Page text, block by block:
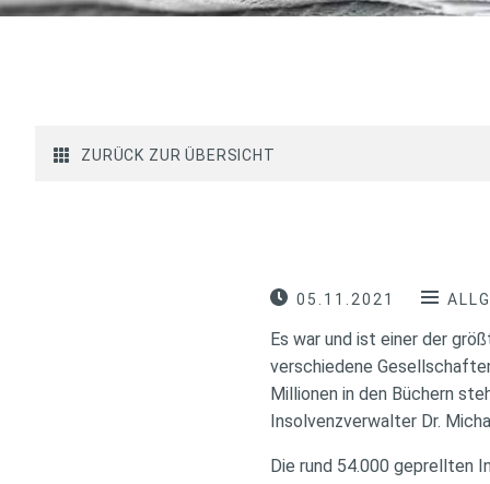
ZURÜCK ZUR ÜBERSICHT
05.11.2021
Es war und ist einer der
verschiedene
Millionen in den Büchern
Insolvenzverwalter Dr.
Die rund 54.000 geprellten